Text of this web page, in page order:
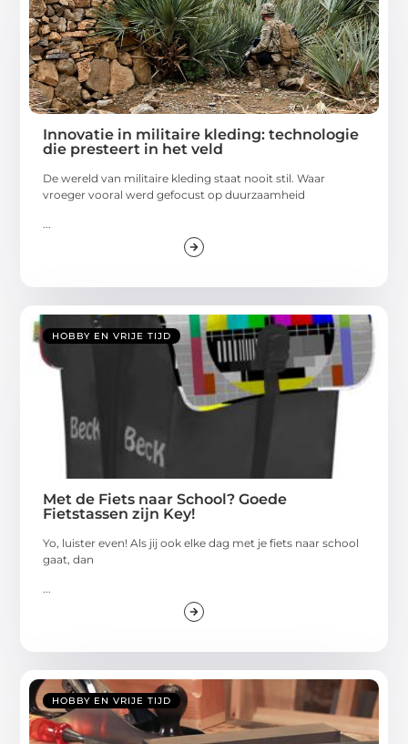
Innovatie in militaire kleding: technologie
die presteert in het veld
De wereld van militaire kleding staat nooit stil. Waar
vroeger vooral werd gefocust op duurzaamheid
...
HOBBY EN VRIJE TIJD
Met de Fiets naar School? Goede
Fietstassen zijn Key!
Yo, luister even! Als jij ook elke dag met je fiets naar school
gaat, dan
...
HOBBY EN VRIJE TIJD